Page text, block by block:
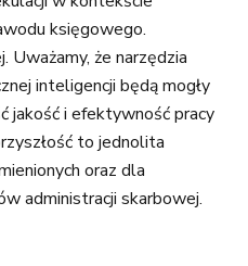
księgowego.
Uważamy, że narzędzia
inteligencji będą mogły
jakość i efektywność pracy
to jednolita
oraz dla
administracji skarbowej.